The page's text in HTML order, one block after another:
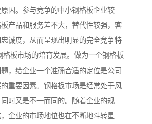
因。参与竞争的中小钢格板企业较
产品和服务差不大，替代性较强，客
诚度，从而呈现出明显的完全竞争特
格板市场的培育发展。做为一个钢格板
，给企业一个准确合适的定位是公司
重要因素。钢格板市场是经常处于风
时又是不一而同的。随着企业的规
企业的市场地位也在不断地斗转星